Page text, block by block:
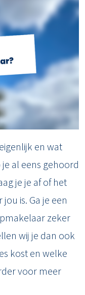
en wat
al eens gehoord
je je af of het
is. Ga je een
zeker
wij je dan ook
kost en welke
voor meer